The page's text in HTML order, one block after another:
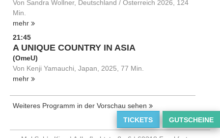
TICKETS GUTSCHEINE
Von Sandra Wollner, Deutschland / Österreich 2026, 124
Min.
mehr
21:45
A UNIQUE COUNTRY IN ASIA
(OmeU)
Von Kenji Yamauchi, Japan, 2025, 77 Min.
mehr
Weiteres Programm in der Vorschau sehen